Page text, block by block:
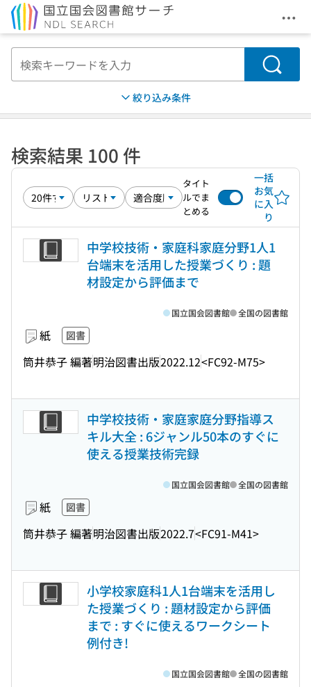
メ
検索
絞り込み条件
検索結果 100 件
タイト
ルでま
とめる
一括
お気
に入
り
中学校技術・家庭科家庭分野1人1
台端末を活用した授業づくり : 題
材設定から評価まで
紙 図書
筒井恭子 編著明治図書出版2022.12<FC92-M75>
国立国会図書館 全国の図書館
中学校技術・家庭家庭分野指導ス
キル大全 : 6ジャンル50本のすぐに
使える授業技術完録
紙 図書
筒井恭子 編著明治図書出版2022.7<FC91-M41>
国立国会図書館 全国の図書館
小学校家庭科1人1台端末を活用し
た授業づくり : 題材設定から評価
まで : すぐに使えるワークシート
例付き!
国立国会図書館 全国の図書館